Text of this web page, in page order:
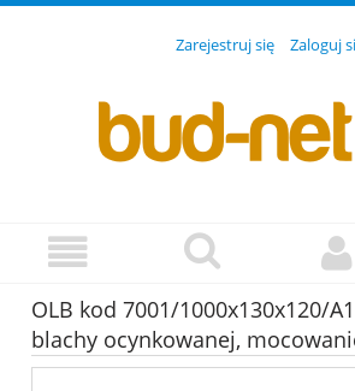
Zarejestruj się Zaloguj
OLB kod 7001/1000x130x120/
blachy ocynkowanej,